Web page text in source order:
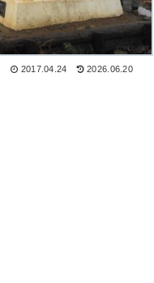
2017.04.24 2026.06.20